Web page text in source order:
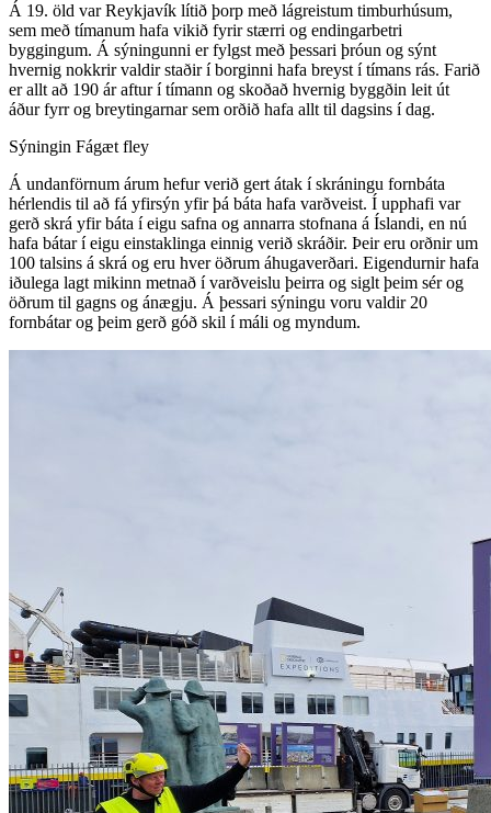
Á 19. öld var Reykjavík lítið þorp með lágreistum timburhúsum,
sem með tímanum hafa vikið fyrir stærri og endingarbetri
byggingum. Á sýningunni er fylgst með þessari þróun og sýnt
hvernig nokkrir valdir staðir í borginni hafa breyst í tímans rás. Farið
er allt að 190 ár aftur í tímann og skoðað hvernig byggðin leit út
áður fyrr og breytingarnar sem orðið hafa allt til dagsins í dag.
Sýningin Fágæt fley
Á undanförnum árum hefur verið gert átak í skráningu fornbáta
hérlendis til að fá yfirsýn yfir þá báta hafa varðveist. Í upphafi var
gerð skrá yfir báta í eigu safna og annarra stofnana á Íslandi, en nú
hafa bátar í eigu einstaklinga einnig verið skráðir. Þeir eru orðnir um
100 talsins á skrá og eru hver öðrum áhugaverðari. Eigendurnir hafa
iðulega lagt mikinn metnað í varðveislu þeirra og siglt þeim sér og
öðrum til gagns og ánægju. Á þessari sýningu voru valdir 20
fornbátar og þeim gerð góð skil í máli og myndum.